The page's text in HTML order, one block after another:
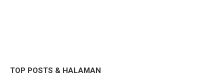
TOP POSTS & HALAMAN